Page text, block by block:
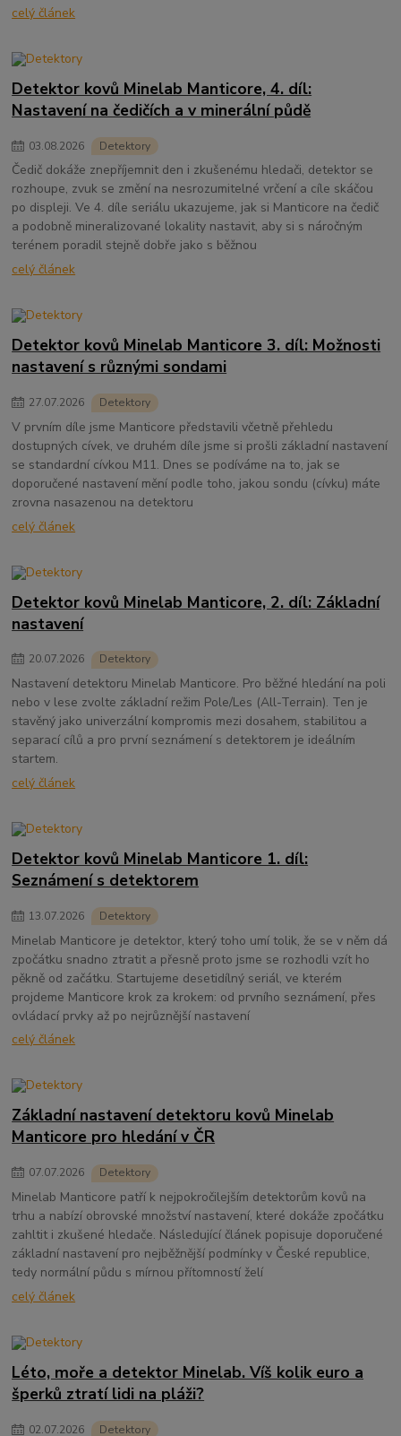
celý článek
Detektor kovů Minelab Manticore, 4. díl:
Nastavení na čedičích a v minerální půdě
03.08.2026 Detektory
Čedič dokáže znepříjemnit den i zkušenému hledači, detektor se
rozhoupe, zvuk se změní na nesrozumitelné vrčení a cíle skáčou
po displeji. Ve 4. díle seriálu ukazujeme, jak si Manticore na čedič
a podobně mineralizované lokality nastavit, aby si s náročným
terénem poradil stejně dobře jako s běžnou
celý článek
Detektor kovů Minelab Manticore 3. díl: Možnosti
nastavení s různými sondami
27.07.2026 Detektory
V prvním díle jsme Manticore představili včetně přehledu
dostupných cívek, ve druhém díle jsme si prošli základní nastavení
se standardní cívkou M11. Dnes se podíváme na to, jak se
doporučené nastavení mění podle toho, jakou sondu (cívku) máte
zrovna nasazenou na detektoru
celý článek
Detektor kovů Minelab Manticore, 2. díl: Základní
nastavení
20.07.2026 Detektory
Nastavení detektoru Minelab Manticore. Pro běžné hledání na poli
nebo v lese zvolte základní režim Pole/Les (All-Terrain). Ten je
stavěný jako univerzální kompromis mezi dosahem, stabilitou a
separací cílů a pro první seznámení s detektorem je ideálním
startem.
celý článek
Detektor kovů Minelab Manticore 1. díl:
Seznámení s detektorem
13.07.2026 Detektory
Minelab Manticore je detektor, který toho umí tolik, že se v něm dá
zpočátku snadno ztratit a přesně proto jsme se rozhodli vzít ho
pěkně od začátku. Startujeme desetidílný seriál, ve kterém
projdeme Manticore krok za krokem: od prvního seznámení, přes
ovládací prvky až po nejrůznější nastavení
celý článek
Základní nastavení detektoru kovů Minelab
Manticore pro hledání v ČR
07.07.2026 Detektory
Minelab Manticore patří k nejpokročilejším detektorům kovů na
trhu a nabízí obrovské množství nastavení, které dokáže zpočátku
zahltit i zkušené hledače. Následující článek popisuje doporučené
základní nastavení pro nejběžnější podmínky v České republice,
tedy normální půdu s mírnou přítomností želí
celý článek
Léto, moře a detektor Minelab. Víš kolik euro a
šperků ztratí lidi na pláži?
02.07.2026 Detektory